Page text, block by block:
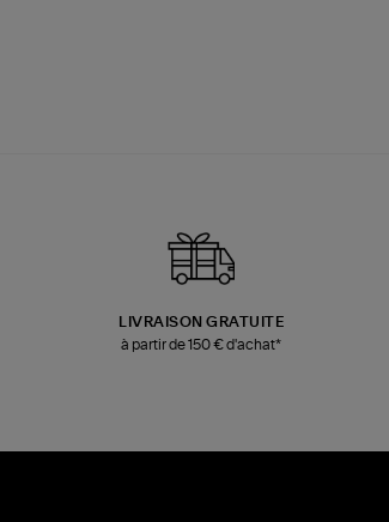
LIVRAISON GRATUITE
à partir de 150 € d'achat*